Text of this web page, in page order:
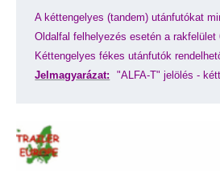
A kéttengelyes (tandem) utánfutókat
Oldalfal felhelyezés esetén a rakfelület
Kéttengelyes fékes utánfutók
Jelmagyarázat:
"ALFA-T" jelölés -